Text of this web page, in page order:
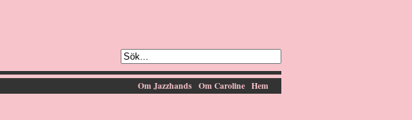
Hem
Om Caroline
Om Jazzhands